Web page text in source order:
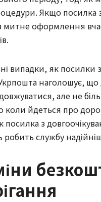
Якщо посилка
оформлення
випадки, як
наголошує, що
але не
коли йдеться про
посилка з
робить службу